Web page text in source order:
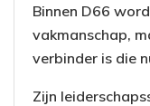
Binnen D66
vakmanschap,
verbinder is die
Zijn